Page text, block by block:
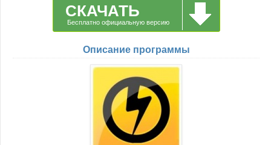
СКАЧАТЬ
Бесплатно официальную версию
Описание программы